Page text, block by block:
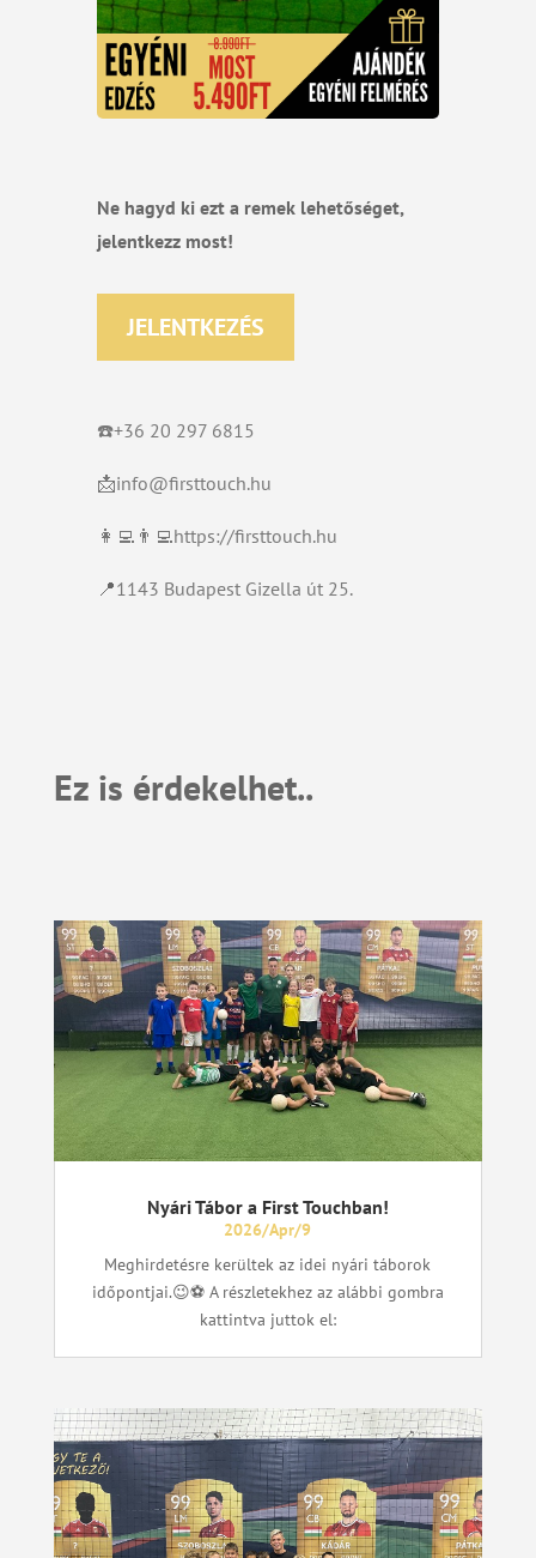
Ne hagyd ki ezt a remek lehetőséget,
jelentkezz most!
JELENTKEZÉS
☎️+36 20 297 6815
📩info@firsttouch.hu
👩‍💻👨‍💻https://firsttouch.hu
📍1143 Budapest Gizella út 25.
Ez is érdekelhet..
Nyári Tábor a First Touchban!
2026/Apr/9
Meghirdetésre kerültek az idei nyári táborok
időpontjai.😉⚽ A részletekhez az alábbi gombra
kattintva juttok el: